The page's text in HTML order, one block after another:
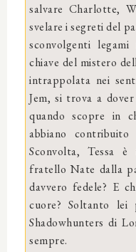
salvare Charlotte,
svelare i segreti del
sconvolgenti
chiave del mistero
intrappolata nei
Jem, si trova a
quando scopre in
abbiano
Sconvolta, Tessa
fratello Nate dalla
davvero fedele? E
cuore? Soltanto lei
Shadowhunters di
sempre.